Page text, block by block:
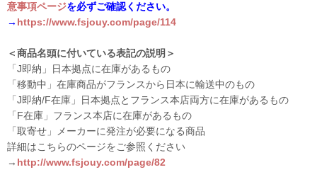
意事項ページを必ずご確認ください。
→ https://www.fsjouy.com/page/114
＜商品名頭に付いている表記の説明＞
「J即納」日本拠点に在庫があるもの
「移動中」在庫商品がフランスから日本に輸送中のもの
「J即納/F在庫」日本拠点とフランス本店両方に在庫があるもの
「F在庫」フランス本店に在庫があるもの
「取寄せ」メーカーに発注が必要になる商品
詳細はこちらのページをご参照ください
→ http://www.fsjouy.com/page/82